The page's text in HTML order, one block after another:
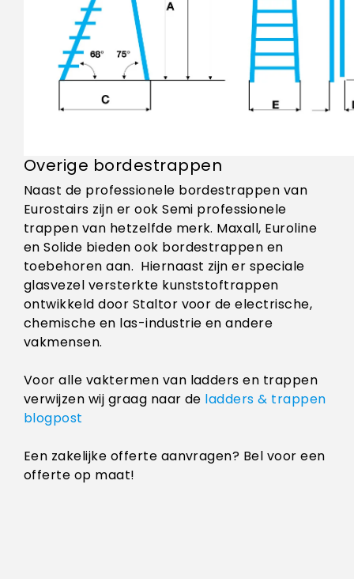
Overige bordestrappen
Naast de professionele bordestrappen van
Eurostairs zijn er ook Semi professionele
trappen van hetzelfde merk. Maxall, Euroline
en Solide bieden ook bordestrappen en
toebehoren aan. Hiernaast zijn er speciale
glasvezel versterkte kunststoftrappen
ontwikkeld door Staltor voor de electrische,
chemische en las-industrie en andere
vakmensen.
Voor alle vaktermen van ladders en trappen
verwijzen wij graag naar de ladders & trappen
blogpost
Een zakelijke offerte aanvragen? Bel voor een
offerte op maat!